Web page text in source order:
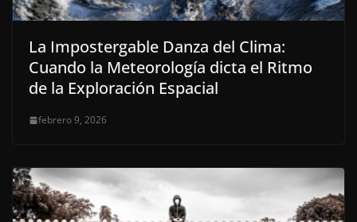
La Impostergable Danza del Clima:
Cuando la Meteorología dicta el Ritmo
de la Exploración Espacial
febrero 9, 2026